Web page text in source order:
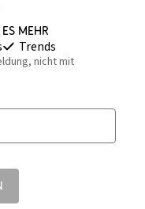
mehr
Trends
nicht mit